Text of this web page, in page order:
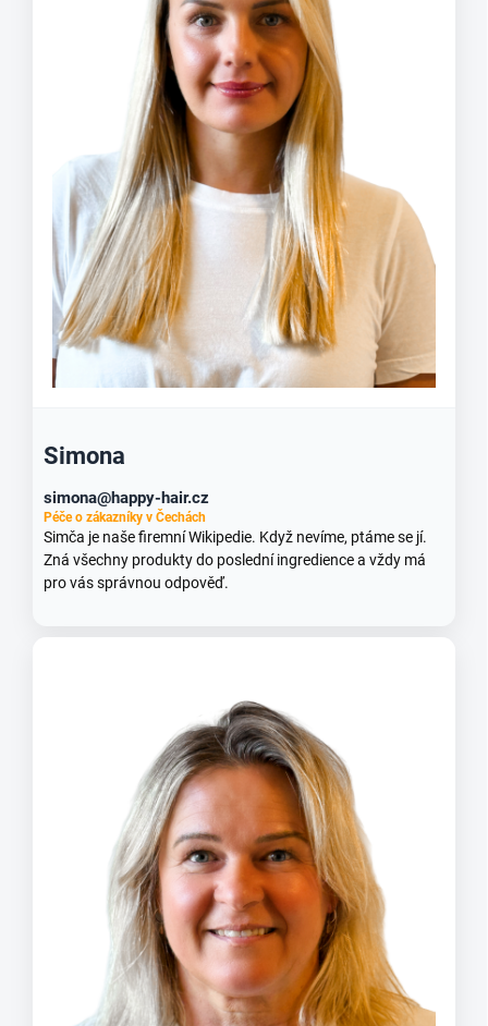
Simona
simona@happy-hair.cz
Péče o zákazníky v Čechách
Simča je naše firemní Wikipedie. Když nevíme, ptáme se jí.
Zná všechny produkty do poslední ingredience a vždy má
pro vás správnou odpověď.